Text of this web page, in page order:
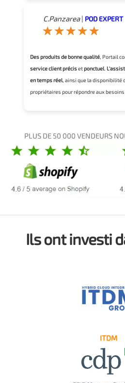
C.Panzarea| POD EXPERT
Des produits de bonne qualité, Portail
service client précisetponctuel.
en temps réel, ainsi que la disponibilité
propriétaires pour répondre aux
PLUS DE 50 000 VENDEURS
Ils ont investi
ITDM